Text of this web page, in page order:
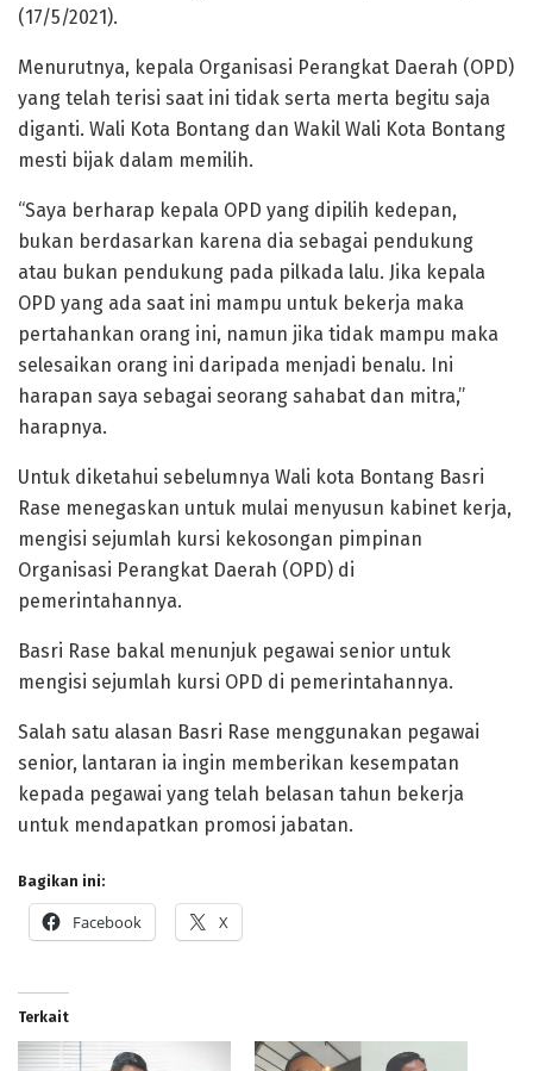
(17/5/2021).
Menurutnya, kepala Organisasi Perangkat Daerah (OPD)
yang telah terisi saat ini tidak serta merta begitu saja
diganti. Wali Kota Bontang dan Wakil Wali Kota Bontang
mesti bijak dalam memilih.
“Saya berharap kepala OPD yang dipilih kedepan,
bukan berdasarkan karena dia sebagai pendukung
atau bukan pendukung pada pilkada lalu. Jika kepala
OPD yang ada saat ini mampu untuk bekerja maka
pertahankan orang ini, namun jika tidak mampu maka
selesaikan orang ini daripada menjadi benalu. Ini
harapan saya sebagai seorang sahabat dan mitra,”
harapnya.
Untuk diketahui sebelumnya Wali kota Bontang Basri
Rase menegaskan untuk mulai menyusun kabinet kerja,
mengisi sejumlah kursi kekosongan pimpinan
Organisasi Perangkat Daerah (OPD) di
pemerintahannya.
Basri Rase bakal menunjuk pegawai senior untuk
mengisi sejumlah kursi OPD di pemerintahannya.
Salah satu alasan Basri Rase menggunakan pegawai
senior, lantaran ia ingin memberikan kesempatan
kepada pegawai yang telah belasan tahun bekerja
untuk mendapatkan promosi jabatan.
Bagikan ini:
Facebook X
Terkait